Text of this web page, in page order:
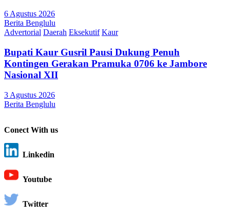
6 Agustus 2026
Berita Benglulu
Advertorial Daerah Eksekutif Kaur
Bupati Kaur Gusril Pausi Dukung Penuh
Kontingen Gerakan Pramuka 0706 ke Jambore
Nasional XII
3 Agustus 2026
Berita Benglulu
Conect With us
Linkedin
Youtube
Twitter